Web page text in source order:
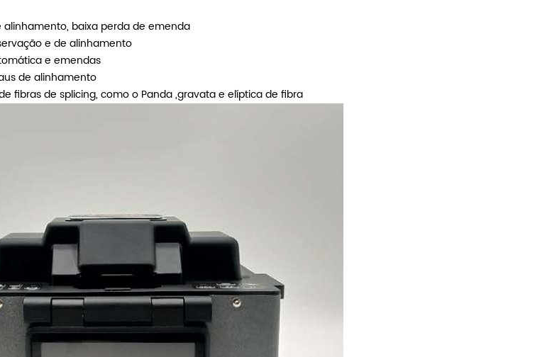
baixa perda de emenda
e de alinhamento
e emendas
de alinhamento
fibras de splicing, como o Panda ,gravata e elíptica de fibra